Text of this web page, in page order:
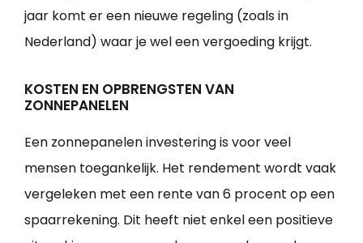
jaar komt er een nieuwe regeling (zoals in
Nederland) waar je wel een vergoeding krijgt.
KOSTEN EN OPBRENGSTEN VAN
ZONNEPANELEN
Een zonnepanelen investering is voor veel
mensen toegankelijk. Het rendement wordt vaak
vergeleken met een rente van 6 procent op een
spaarrekening. Dit heeft niet enkel een positieve